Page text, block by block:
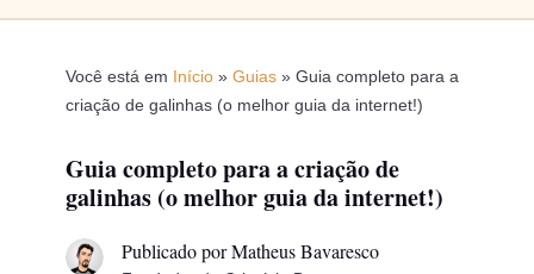
Você está em Início» Guias» Guia completo para a
criação de galinhas (o melhor guia da internet!)
Guia completo para a criação de
galinhas (o melhor guia da internet!)
Publicado por Matheus Bavaresco